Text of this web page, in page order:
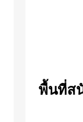
พื้นที่ส